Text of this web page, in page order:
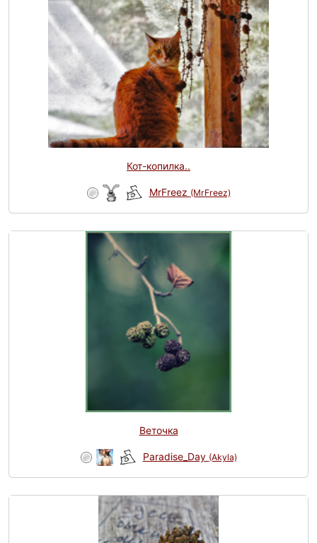
Кот-копилка..
MrFreez (MrFreez)
Веточка
Paradise_Day (Akyla)